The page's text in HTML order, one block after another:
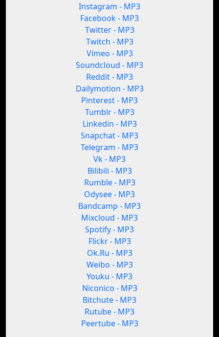
Instagram - MP3
Facebook - MP3
Twitter - MP3
Twitch - MP3
Vimeo - MP3
Soundcloud - MP3
Reddit - MP3
Dailymotion - MP3
Pinterest - MP3
Tumblr - MP3
Linkedin - MP3
Snapchat - MP3
Telegram - MP3
Vk - MP3
Bilibili - MP3
Rumble - MP3
Odysee - MP3
Bandcamp - MP3
Mixcloud - MP3
Spotify - MP3
Flickr - MP3
Ok.Ru - MP3
Weibo - MP3
Youku - MP3
Niconico - MP3
Bitchute - MP3
Rutube - MP3
Peertube - MP3